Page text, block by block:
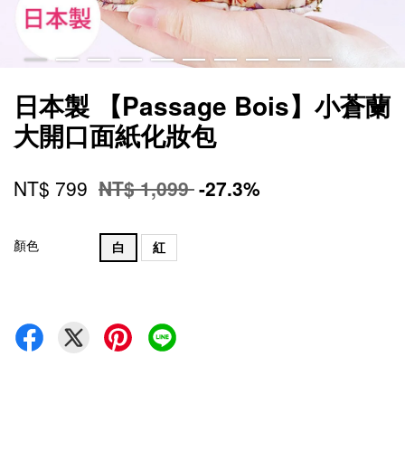
日本製 【Passage Bois】小蒼蘭
大開口面紙化妝包
NT$ 799 NT$ 1,099-27.3%
顏色 白 紅